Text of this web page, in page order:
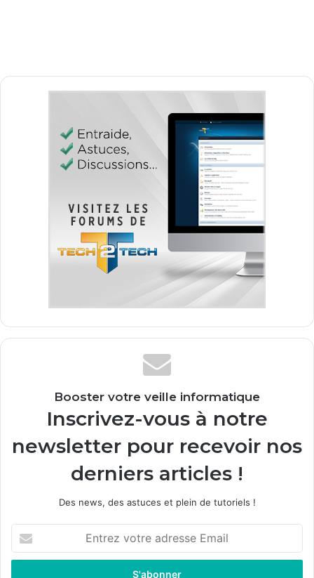
Booster votre veille informatique
Inscrivez-vous à notre
newsletter pour recevoir nos
derniers articles !
Des news, des astuces et plein de tutoriels !
t